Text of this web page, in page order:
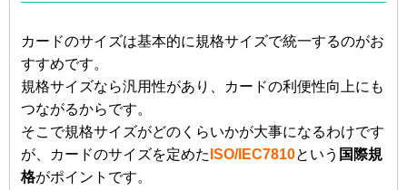
カードのサイズは基本的に規格サイズで統一するのがお
すすめです。
規格サイズなら汎用性があり、カードの利便性向上にも
つながるからです。
そこで規格サイズがどのくらいかが大事になるわけです
が、カードのサイズを定めた ISO/IEC7810という 国際規
格がポイントです。